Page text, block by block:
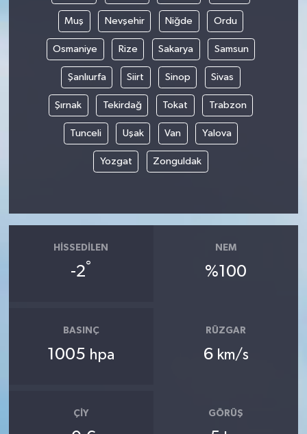
Muş Nevşehir Niğde Ordu
Osmaniye Rize Sakarya Samsun
Şanlıurfa Siirt Sinop Sivas
Şırnak Tekirdağ Tokat Trabzon
Tunceli Uşak Van Yalova
Yozgat Zonguldak
HISSEDILEN
-2°
NEM
%100
BASINÇ
1005 hpa
RÜZGAR
6 km/s
ÇIY GÖRÜŞ